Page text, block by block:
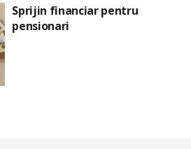
Sprijin financiar pentru
pensionari